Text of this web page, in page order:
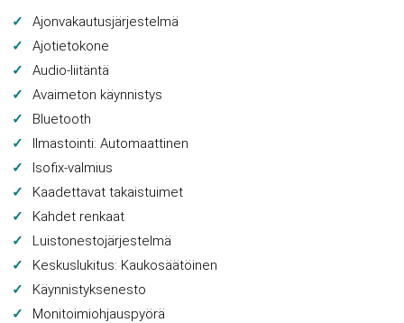
Ajonvakautusjärjestelmä
Ajotietokone
Audio-liitäntä
Avaimeton käynnistys
Bluetooth
Ilmastointi: Automaattinen
Isofix-valmius
Kaadettavat takaistuimet
Kahdet renkaat
Luistonestojärjestelmä
Keskuslukitus: Kaukosäätöinen
Käynnistyksenesto
Monitoimiohjauspyörä